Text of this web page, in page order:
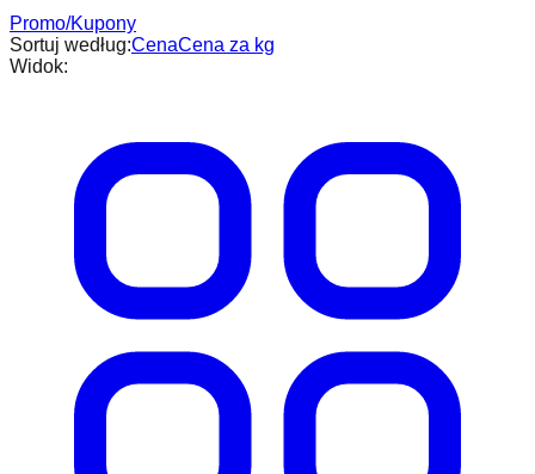
Promo/Kupony
Sortuj według:CenaCena za kg
Widok: